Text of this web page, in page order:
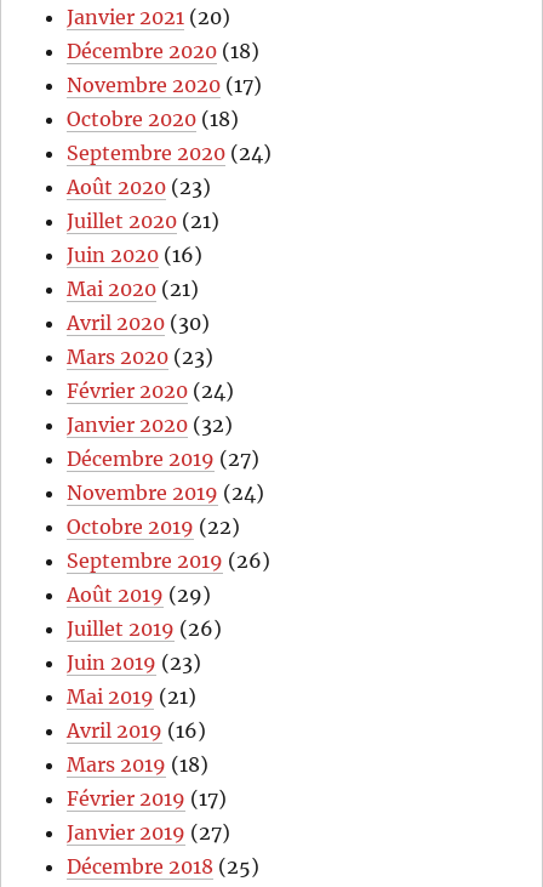
Janvier 2021 (20)
Décembre 2020 (18)
Novembre 2020 (17)
Octobre 2020 (18)
Septembre 2020 (24)
Août 2020 (23)
Juillet 2020 (21)
Juin 2020 (16)
Mai 2020 (21)
Avril 2020 (30)
Mars 2020 (23)
Février 2020 (24)
Janvier 2020 (32)
Décembre 2019 (27)
Novembre 2019 (24)
Octobre 2019 (22)
Septembre 2019 (26)
Août 2019 (29)
Juillet 2019 (26)
Juin 2019 (23)
Mai 2019 (21)
Avril 2019 (16)
Mars 2019 (18)
Février 2019 (17)
Janvier 2019 (27)
Décembre 2018 (25)